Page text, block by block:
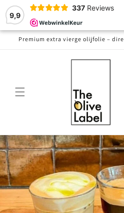
9,9
337 Reviews
Meteen
naar de
content
Premium extra vierge olijfolie –